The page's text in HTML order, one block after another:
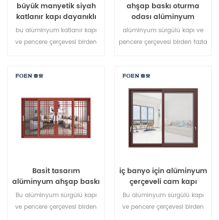
büyük manyetik siyah
katlanır kapı dayanıklı
kullanım özelleştirmek
bu alüminyum katlanır kapı
ve pencere çerçevesi birden
hırsızlık önleme performansı
ihtiyaçları karşılamak için
çeşitli kapı tipleri.
ahşap baskı oturma
odası alüminyum
çerçeve sürgülü pencere
sistemi
alüminyum sürgülü kapı ve
pencere çerçevesi birden fazla
performansı mükemmel. farklı
mimari ihtiyaçları karşılamak
Basit tasarım
alüminyum ahşap baskı
yatak odası sürgülü
kapı
Bu alüminyum sürgülü kapı
ve pencere çerçevesi birden
iç banyo için alüminyum
çerçeveli cam kapı
Bu alüminyum sürgülü kapı
ve pencere çerçevesi birden